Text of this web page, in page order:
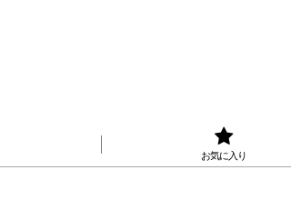
お気に入り